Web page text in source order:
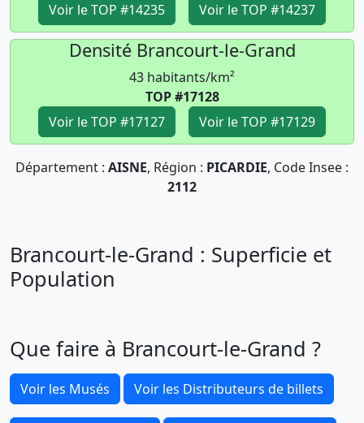
Voir le TOP #14235
Voir le TOP #14237
Densité Brancourt-le-Grand
43 habitants/km²
TOP #17128
Voir le TOP #17127
Voir le TOP #17129
Département : AISNE, Région : PICARDIE, Code Insee :
2112
Brancourt-le-Grand : Superficie et
Population
Que faire à Brancourt-le-Grand ?
Voir les Musés Voir les Distributeurs de billets